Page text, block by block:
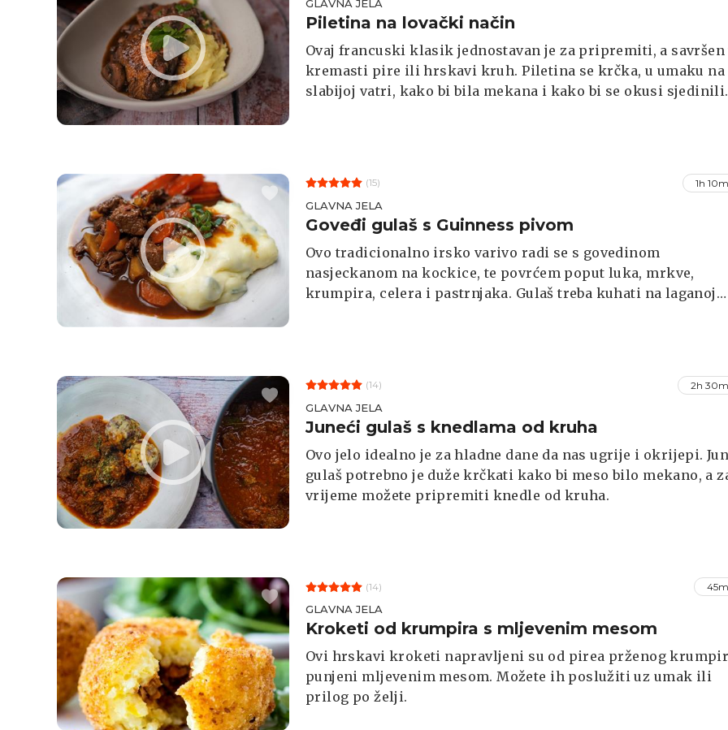
GLAVNA JELA
Piletina na lovački način
Ovaj francuski klasik jednostavan je za pripremiti, a savršen
kremasti pire ili hrskavi kruh. Piletina se krčka, u umaku na
slabijoj vatri, kako bi bila mekana i kako bi se okusi sjedinili.
(15) 1h
GLAVNA JELA
Goveđi gulaš s Guinness pivom
Ovo tradicionalno irsko varivo radi se s govedinom
nasjeckanom na kockice, te povrćem poput luka, mrkve,
krumpira, celera i pastrnjaka. Gulaš treba kuhati na laganoj
(14) 2h
GLAVNA JELA
Juneći gulaš s knedlama od kruha
Ovo jelo idealno je za hladne dane da nas ugrije i okrijepi.
gulaš potrebno je duže krčkati kako bi meso bilo mekano, a
vrijeme možete pripremiti knedle od kruha.
(14)
GLAVNA JELA
Kroketi od krumpira s mljevenim mesom
Ovi hrskavi kroketi napravljeni su od pirea prženog
punjeni mljevenim mesom. Možete ih poslužiti uz umak ili
prilog po želji.